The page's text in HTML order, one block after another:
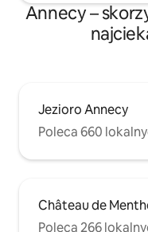
Annecy –
Jezioro Annecy
Poleca 660
Château de
Poleca 266